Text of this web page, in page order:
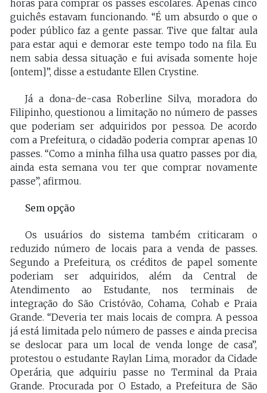
horas para comprar os passes escolares. Apenas cinco
guichês estavam funcionando. “É um absurdo o que o
poder público faz a gente passar. Tive que faltar aula
para estar aqui e demorar este tempo todo na fila. Eu
nem sabia dessa situação e fui avisada somente hoje
[ontem]”, disse a estudante Ellen Crystine.
Já a dona-de-casa Roberline Silva, moradora do
Filipinho, questionou a limitação no número de passes
que poderiam ser adquiridos por pessoa. De acordo
com a Prefeitura, o cidadão poderia comprar apenas 10
passes. “Como a minha filha usa quatro passes por dia,
ainda esta semana vou ter que comprar novamente
passe”, afirmou.
Sem opção
Os usuários do sistema também criticaram o
reduzido número de locais para a venda de passes.
Segundo a Prefeitura, os créditos de papel somente
poderiam ser adquiridos, além da Central de
Atendimento ao Estudante, nos terminais de
integração do São Cristóvão, Cohama, Cohab e Praia
Grande. “Deveria ter mais locais de compra. A pessoa
já está limitada pelo número de passes e ainda precisa
se deslocar para um local de venda longe de casa”,
protestou o estudante Raylan Lima, morador da Cidade
Operária, que adquiriu passe no Terminal da Praia
Grande. Procurada por O Estado, a Prefeitura de São